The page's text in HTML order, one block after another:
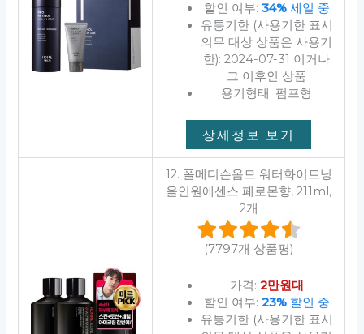
할인 여부: 34%세일 중
유통기한 (사용기한 표시
의무 대상 상품은 사용기
한): 2024-07-31 이거나
그 이후인 상품
용기형태: 펌프형
상세정보 보기
12. 폴메디슨옴므 워터화이트닝
올인원에센스 페로몬향, 211ml,
2개
(7797개 상품평)
가격: 2만원대
할인 여부: 23%할인 중
유통기한 (사용기한 표시